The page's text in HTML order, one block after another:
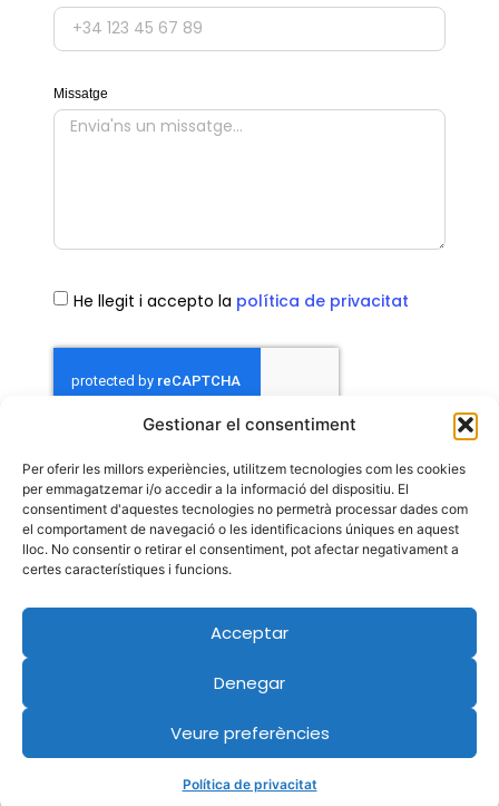
Gestionar el consentiment
Per oferir les millors experiències, utilitzem tecnologies com les cookies
per emmagatzemar i/o accedir a la informació del dispositiu. El
consentiment d'aquestes tecnologies no permetrà processar dades com
el comportament de navegació o les identificacions úniques en aquest
lloc. No consentir o retirar el consentiment, pot afectar negativament a
certes característiques i funcions.
Acceptar
Denegar
Veure preferències
Política de privacitat
Missatge
He llegit i accepto la política de privacitat
Contacta